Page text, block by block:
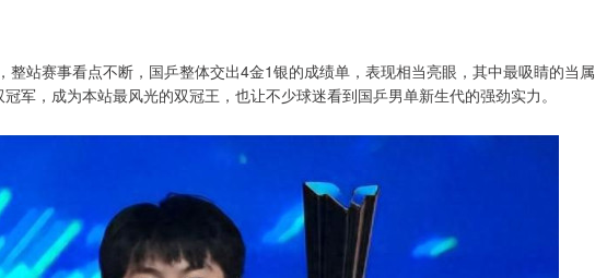
站赛事看点不断，国乒整体交出4金1银的成绩单，表现相当亮眼，其中最吸睛的当属
军，成为本站最风光的双冠王，也让不少球迷看到国乒男单新生代的强劲实力。